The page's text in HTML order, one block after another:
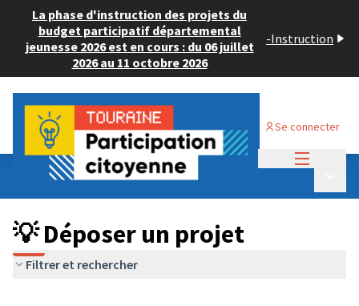
La phase d'instruction des projets du
budget participatif départemental
jeunesse 2026 est en cours : du 06 juillet
2026 au 11 octobre 2026
-Instruction
Se connecter
Budget Participatif ADULTE 2024
💡 Déposer un projet
💡 Déposer un projet
Filtrer et rechercher